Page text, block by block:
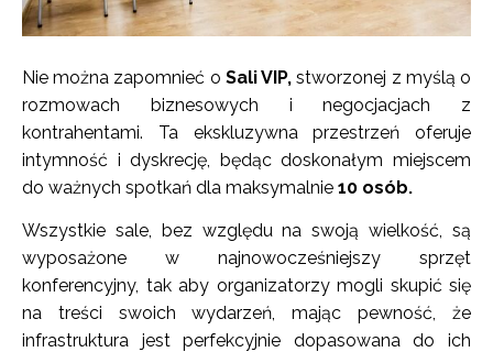
Nie można zapomnieć o Sali VIP, stworzonej z myślą o
rozmowach biznesowych i negocjacjach z
kontrahentami. Ta ekskluzywna przestrzeń oferuje
intymność i dyskrecję, będąc doskonałym miejscem
do ważnych spotkań dla maksymalnie 10 osób.
Wszystkie sale, bez względu na swoją wielkość, są
wyposażone w najnowocześniejszy sprzęt
konferencyjny, tak aby organizatorzy mogli skupić się
na treści swoich wydarzeń, mając pewność, że
infrastruktura jest perfekcyjnie dopasowana do ich